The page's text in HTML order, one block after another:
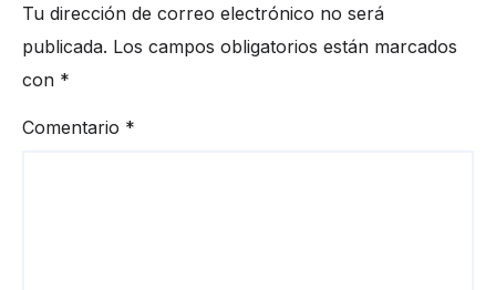
Tu dirección de correo electrónico no será
publicada. Los campos obligatorios están marcados
con *
Comentario *